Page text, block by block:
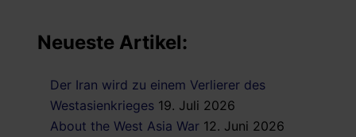
Neueste Artikel:
Der Iran wird zu einem Verlierer des
Westasienkrieges 19. Juli 2026
About the West Asia War 12. Juni 2026